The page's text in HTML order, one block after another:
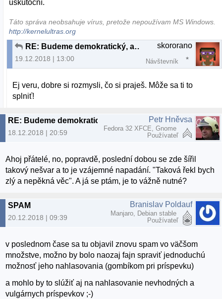
uskutoční.
Táto správa neobsahuje vírus, pretože nepoužívam MS Windows.
http://kernelultras.org
RE: Budeme demokratický, alebo to budeme občasne čistiť?
19.12.2018 | 13:00
skororano
Návštevník
Ej veru, dobre si rozmysli, čo si praješ. Môže sa ti to
splniť!
18.12.2018 | 20:59
Petr Hněvsa
Fedora 32 XFCE, Gnome
Používateľ
Ahoj přátelé, no, popravdě, poslední dobou se zde šířil
takový nešvar a to je vzájemné napadání. "Taková řekl bych
zlý a nepěkná věc". A já se ptám, je to vážně nutné?
SPAM
20.12.2018 | 09:39
Branislav Poldauf
Manjaro, Debian stable
Používateľ
v poslednom čase sa tu objavil znovu spam vo väčšom
množstve, možno by bolo naozaj fajn spraviť jednoduchú
možnosť jeho nahlasovania (gombíkom pri príspevku)
a mohlo by to slúžiť aj na nahlasovanie nevhodných a
vulgárnych príspevkov ;-)